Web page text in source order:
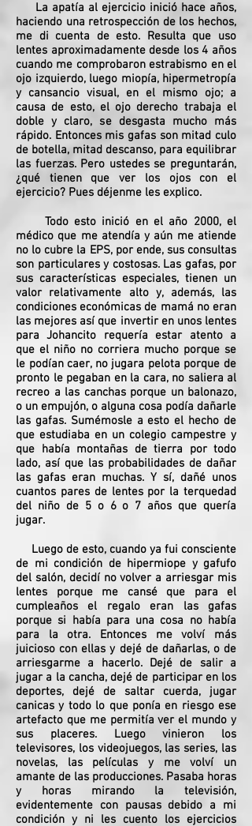
La apatía al ejercicio inició hace años,
haciendo una retrospección de los hechos,
me di cuenta de esto. Resulta que uso
lentes aproximadamente desde los 4 años
cuando me comprobaron estrabismo en el
ojo izquierdo, luego miopía, hipermetropía
y cansancio visual, en el mismo ojo; a
causa de esto, el ojo derecho trabaja el
doble y claro, se desgasta mucho más
rápido. Entonces mis gafas son mitad culo
de botella, mitad descanso, para equilibrar
las fuerzas. Pero ustedes se preguntarán,
¿qué tienen que ver los ojos con el
ejercicio? Pues déjenme les explico.
Todo esto inició en el año 2000, el
médico que me atendía y aún me atiende
no lo cubre la EPS, por ende, sus consultas
son particulares y costosas. Las gafas, por
sus características especiales, tienen un
valor relativamente alto y, además, las
condiciones económicas de mamá no eran
las mejores así que invertir en unos lentes
para Johancito requería estar atento a
que el niño no corriera mucho porque se
le podían caer, no jugara pelota porque de
pronto le pegaban en la cara, no saliera al
recreo a las canchas porque un balonazo,
o un empujón, o alguna cosa podía dañarle
las gafas. Sumémosle a esto el hecho de
que estudiaba en un colegio campestre y
que había montañas de tierra por todo
lado, así que las probabilidades de dañar
las gafas eran muchas. Y sí, dañé unos
cuantos pares de lentes por la terquedad
del niño de 5 o 6 o 7 años que quería
jugar.
Luego de esto, cuando ya fui consciente
de mi condición de hipermiope y gafufo
del salón, decidí no volver a arriesgar mis
lentes porque me cansé que para el
cumpleaños el regalo eran las gafas
porque si había para una cosa no había
para la otra. Entonces me volví más
juicioso con ellas y dejé de dañarlas, o de
arriesgarme a hacerlo. Dejé de salir a
jugar a la cancha, dejé de participar en los
deportes, dejé de saltar cuerda, jugar
canicas y todo lo que ponía en riesgo ese
artefacto que me permitía ver el mundo y
sus placeres. Luego vinieron los
televisores, los videojuegos, las series, las
novelas, las películas y me volví un
amante de las producciones. Pasaba horas
y horas mirando la televisión,
evidentemente con pausas debido a mi
condición y ni les cuento los ejercicios